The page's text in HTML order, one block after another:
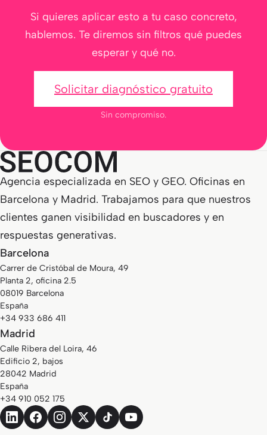
Si quieres aplicar esto a tu caso concreto,
hablemos. Te diremos sin filtros qué puedes
esperar y qué no.
Solicitar diagnóstico gratuito
Sin compromiso.
Agencia especializada en SEO y GEO. Oficinas en
Barcelona y Madrid. Trabajamos para que nuestros
clientes ganen visibilidad en buscadores y en
respuestas generativas.
Barcelona
Carrer de Cristóbal de Moura, 49
Planta 2, oficina 2.5
08019 Barcelona
España
+34 933 686 411
Madrid
Calle Ribera del Loira, 46
Edificio 2, bajos
28042 Madrid
España
+34 910 052 175